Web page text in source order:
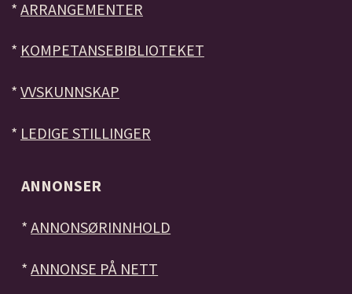
* ARRANGEMENTER
* KOMPETANSEBIBLIOTEKET
* VVSKUNNSKAP
* LEDIGE STILLINGER
ANNONSER
*ANNONSØRINNHOLD
*ANNONSE PÅ NETT